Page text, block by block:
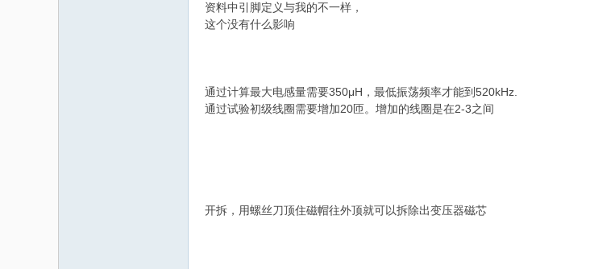
资料中引脚定义与我的不一样，
这个没有什么影响
通过计算最大电感量需要350μH，最低振荡频率才能到520kHz.
通过试验初级线圈需要增加20匝。增加的线圈是在2-3之间
开拆，用螺丝刀顶住磁帽往外顶就可以拆除出变压器磁芯